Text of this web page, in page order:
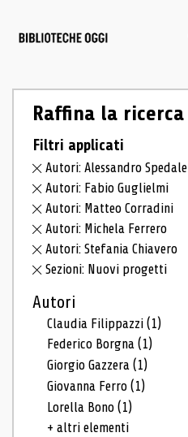
Raffina la ricerca
Filtri applicati
Autori: Alessandro Spedale
Autori: Fabio Guglielmi
Autori: Matteo Corradini
Autori: Michela Ferrero
Autori: Stefania Chiavero
Sezioni: Nuovi progetti
Autori
Claudia Filippazzi(1)
Federico Borgna(1)
Giorgio Gazzera(1)
Giovanna Ferro(1)
Lorella Bono(1)
+ altri elementi